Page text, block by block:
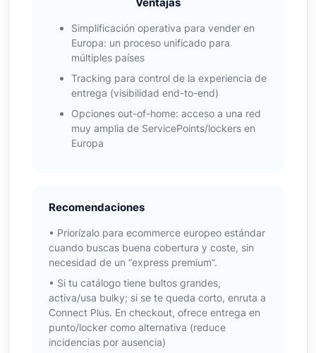
Simplificación operativa para vender en
Europa: un proceso unificado para
múltiples países
Tracking para control de la experiencia de
entrega (visibilidad end-to-end)
Opciones out-of-home: acceso a una red
muy amplia de ServicePoints/lockers en
Europa
Recomendaciones
• Priorízalo para ecommerce europeo estándar
cuando buscas buena cobertura y coste, sin
necesidad de un “express premium”.
• Si tu catálogo tiene bultos grandes,
activa/usa bulky; si se te queda corto, enruta a
Connect Plus. En checkout, ofrece entrega en
punto/locker como alternativa (reduce
incidencias por ausencia)